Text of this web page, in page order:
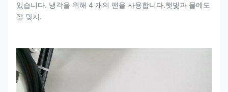
있습니다. 냉각을 위해 4 개의 팬을 사용합니다.햇빛과 물에도
잘 맞지.